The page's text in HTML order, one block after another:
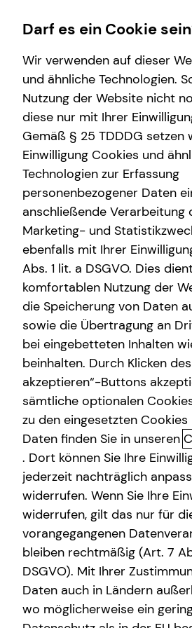
Wissenswertes
Über mich
Interview
Über tecis
Podcast
teamzukunft
Finanzberatung
Immobilienfinanzierung
Investment
Kapitalanlage Immobilien
Altersvorsorge
Karriere-Infos
Karrierechancen
Service
Kundenportal
Marc Köhler
Marc Köhler
Mainz
Finanzen sind ein sensibles Thema
braucht es jemanden, der offen
es wirklich ankommt. Kein Drum
Versprechungen – sondern klare
Analysen und eine
die wirklich zu dir passt. Qualität
Als Seniorberater bei tecis stehe
Finanzberatung, die auf
Anspruch ist es, junge Menschen
ihre finanziellen Möglichkeiten
Darf es ein Cookie
Wir verwenden auf dieser
und ähnliche Technologien.
Nutzung der Website nicht
diese nur mit Ihrer
Gemäß § 25 TDDDG setzen
Einwilligung Cookies und
Technologien zur Erfassung
personenbezogener Daten
anschließende Verarbeitung
Marketing- und
ebenfalls mit Ihrer
Abs. 1 lit. a DSGVO. Dies
komfortablen Nutzung der
die Speicherung von Daten
sowie die Übertragung an
bei eingebetteten Inhalten
beinhalten. Durch Klicken
akzeptieren“-Buttons
sämtliche optionalen
zu den eingesetzten
Daten finden Sie in unseren
. Dort können Sie Ihre
jederzeit nachträglich
widerrufen. Wenn Sie Ihre
widerrufen, gilt das nur für
vorangegangenen
bleiben rechtmäßig (Art. 7
DSGVO). Mit Ihrer
Daten auch in Ländern
wo möglicherweise ein